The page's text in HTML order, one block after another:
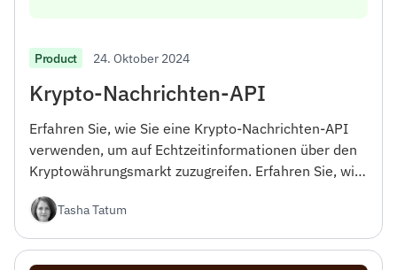
Product 24. Oktober 2024
Krypto-Nachrichten-API
Erfahren Sie, wie Sie eine Krypto-Nachrichten-API
verwenden, um auf Echtzeitinformationen über den
Kryptowährungsmarkt zuzugreifen. Erfahren Sie, wie
können.Tasha Tatum